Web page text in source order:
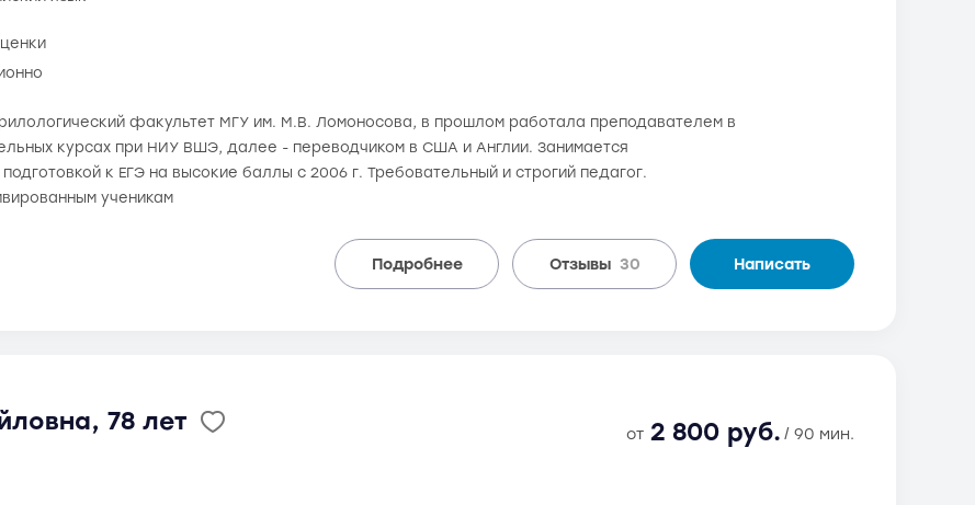
факультет МГУ им. М.В. Ломоносова, в прошлом работала преподавателем в
курсах при НИУ ВШЭ, далее - переводчиком в США и Англии. Занимается
к ЕГЭ на высокие баллы с 2006 г. Требовательный и строгий педагог.
ученикам
Подробнее Отзывы 30 Написать
78 лет от 2 800 руб. / 90 мин.